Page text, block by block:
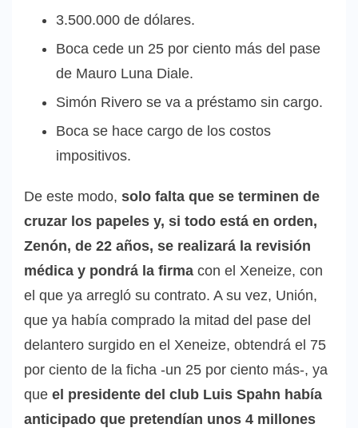
3.500.000 de dólares.
Boca cede un 25 por ciento más del pase
de Mauro Luna Diale.
Simón Rivero se va a préstamo sin cargo.
Boca se hace cargo de los costos
impositivos.
De este modo, solo falta que se terminen de
cruzar los papeles y, si todo está en orden,
Zenón, de 22 años, se realizará la revisión
médica y pondrá la firma con el Xeneize, con
el que ya arregló su contrato. A su vez, Unión,
que ya había comprado la mitad del pase del
delantero surgido en el Xeneize, obtendrá el 75
por ciento de la ficha -un 25 por ciento más-, ya
que el presidente del club Luis Spahn había
anticipado que pretendían unos 4 millones